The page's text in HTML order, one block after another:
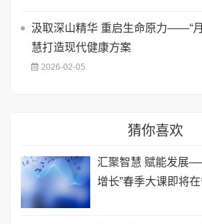
汲取深山精华 重启生命原力——“
慧打造现代健康方案
2026-02-05
猜你喜欢
汇聚智慧 赋能发展
增长”春季大课即将